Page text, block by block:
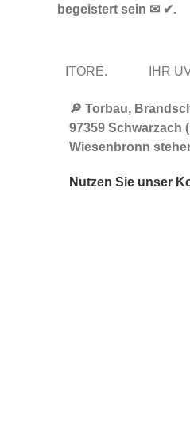
begeistert sein ✉ ✔.
ITORE. IHR
🔎 Torbau,
97359 Schwarzach
Wiesenbronn
Nutzen Sie unser